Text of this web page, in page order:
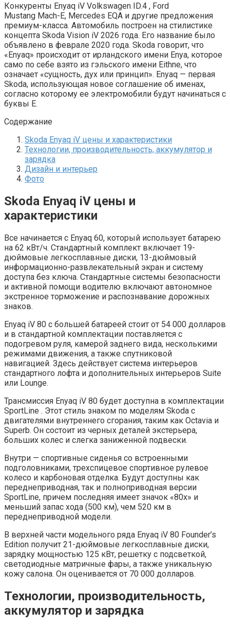
Конкуренты Enyaq iV Volkswagen ID.4 , Ford
Mustang Mach-E, Mercedes EQA и другие предложения
премиум-класса. Автомобиль построен на стилистике
концепта Skoda Vision iV 2026 года. Его название было
объявлено в феврале 2020 года. Skoda говорит, что
«Enyaq» происходит от ирландского имени Enya, которое
само по себе взято из гэльского имени Eithne, что
означает «сущность, дух или принцип». Enyaq — первая
Skoda, использующая новое соглашение об именах,
согласно которому ее электромобили будут начинаться с
буквы E.
Содержание
Skoda Enyaq iV цены и характеристики
Технологии, производительность, аккумулятор и
зарядка
Дизайн и интерьер
Фото
Skoda Enyaq iV цены и
характеристики
Все начинается с Enyaq 60, который использует батарею
на 62 кВт/ч. Стандартный комплект включает 19-
дюймовые легкосплавные диски, 13-дюймовый
информационно-развлекательный экран и систему
доступа без ключа. Стандартные системы безопасности
и активной помощи водителю включают автономное
экстренное торможение и распознавание дорожных
знаков.
Enyaq iV 80 с большей батареей стоит от 54 000 долларов
и в стандартной комплектации поставляется с
подогревом руля, камерой заднего вида, несколькими
режимами движения, а также спутниковой
навигацией. Здесь действует система интерьеров
стандартного лофта и дополнительных интерьеров Suite
или Lounge.
Трансмиссия Enyaq iV 80 будет доступна в комплектации
SportLine . Этот стиль знаком по моделям Skoda с
двигателями внутреннего сгорания, таким как Octavia и
Superb. Он состоит из черных деталей экстерьера,
больших колес и слегка заниженной подвески.
Внутри — спортивные сиденья со встроенными
подголовниками, трехспицевое спортивное рулевое
колесо и карбоновая отделка. Будут доступны как
переднеприводная, так и полноприводная версии
SportLine, причем последняя имеет значок «80x» и
меньший запас хода (500 км), чем 520 км в
переднеприводной модели.
В верхней части модельного ряда Enyaq iV 80 Founder’s
Edition получит 21-дюймовые легкосплавные диски,
зарядку мощностью 125 кВт, решетку с подсветкой,
светодиодные матричные фары, а также уникальную
кожу салона. Он оценивается от 70 000 долларов.
Технологии, производительность,
аккумулятор и зарядка